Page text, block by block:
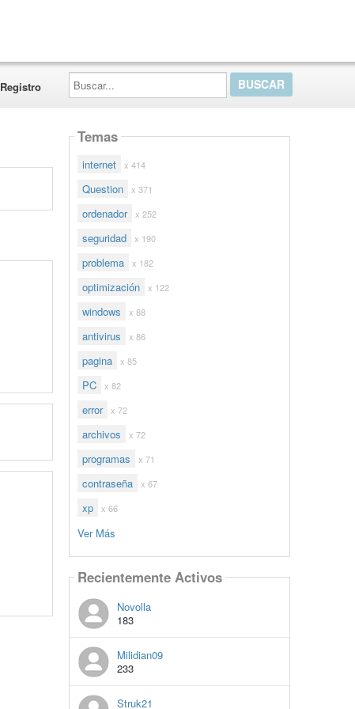
Registro
Buscar...
Temas
internet x 414
Question x 371
ordenador x 252
seguridad x 190
problema x 182
optimización x 122
windows x 88
antivirus x 86
pagina x 85
PC x 82
error x 72
archivos x 72
programas x 71
contraseña x 67
xp x 66
Ver Más
Recientemente Activos
Novolla
183
Milidian09
233
Struk21